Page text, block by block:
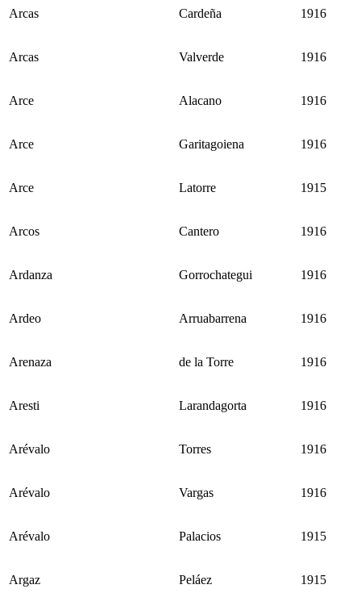
Arcas Cardeña 1916
Arcas Valverde 1916
Arce Alacano 1916
Arce Garitagoiena 1916
Arce Latorre 1915
Arcos Cantero 1916
Ardanza Gorrochategui 1916
Ardeo Arruabarrena 1916
Arenaza de la Torre 1916
Aresti Larandagorta 1916
Arévalo Torres 1916
Arévalo Vargas 1916
Arévalo Palacios 1915
Argaz Peláez 1915